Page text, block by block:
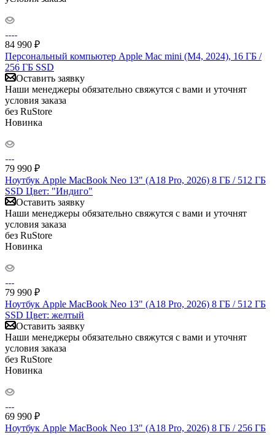
84 990 ₽
Персональный компьютер Apple Mac mini (M4, 2024), 16 ГБ /
256 ГБ SSD
Оставить заявку
Наши менеджеры обязательно свяжутся с вами и уточнят
условия заказа
без RuStore
Новинка
79 990 ₽
Ноутбук Apple MacBook Neo 13" (A18 Pro, 2026) 8 ГБ / 512 ГБ
SSD Цвет: "Индиго"
Оставить заявку
Наши менеджеры обязательно свяжутся с вами и уточнят
условия заказа
без RuStore
Новинка
79 990 ₽
Ноутбук Apple MacBook Neo 13" (A18 Pro, 2026) 8 ГБ / 512 ГБ
SSD Цвет: желтый
Оставить заявку
Наши менеджеры обязательно свяжутся с вами и уточнят
условия заказа
без RuStore
Новинка
69 990 ₽
Ноутбук Apple MacBook Neo 13" (A18 Pro, 2026) 8 ГБ / 256 ГБ